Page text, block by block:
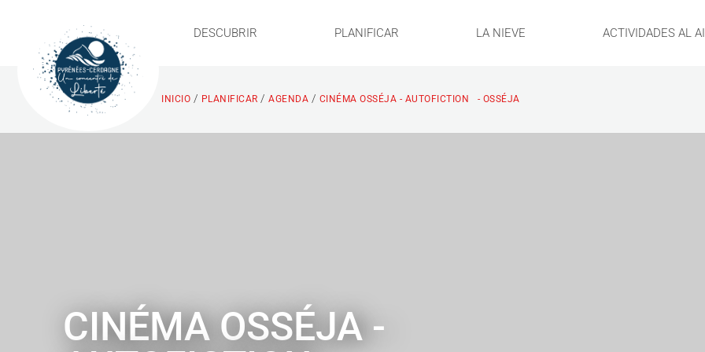
DESCUBRIR PLANIFICAR LA NIEVE ACTIVIDADES AL
INICIO / PLANIFICAR / AGENDA / CINÉMA OSSÉJA - AUTOFICTION - OSSÉJA
CINÉMA OSSÉJA -